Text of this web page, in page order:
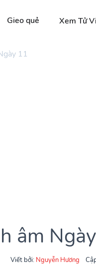
Gieo quẻ Xem Tử Vi
11
âm
Viết bởi: Nguyễn Hương